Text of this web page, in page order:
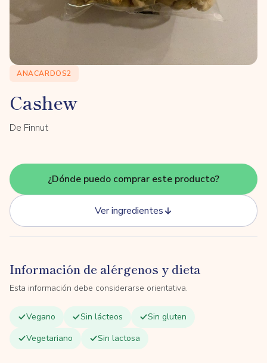
ANACARDOS2
Cashew
De Finnut
¿Dónde puedo comprar este producto?
Ver ingredientes
Información de alérgenos y dieta
Esta información debe considerarse orientativa.
Vegano Sin lácteos
Sin gluten
Vegetariano
Sin lactosa